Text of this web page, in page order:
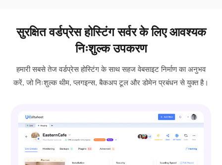
सुरक्षित वर्डप्रेस होस्टिंग सर्वर के लिए आवश्यक
निःशुल्क उपकरण
हमारी सबसे तेज वर्डप्रेस होस्टिंग के साथ सहज वेबसाइट निर्माण का अनुभव
करें, जो निःशुल्क थीम, प्लगइन्स, बैकअप टूल और डोमेन प्रबंधन से युक्त है।